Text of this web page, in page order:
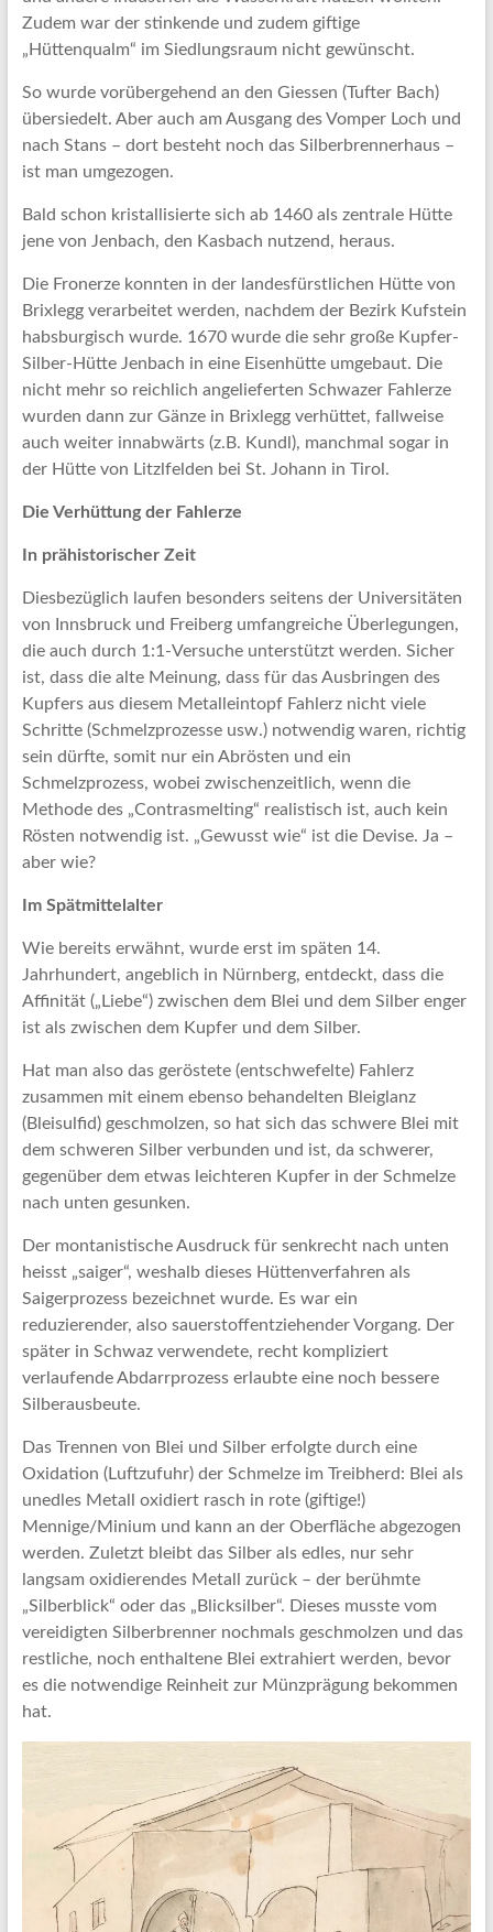
Zudem war der stinkende und zudem giftige
„Hüttenqualm“ im Siedlungsraum nicht gewünscht.
So wurde vorübergehend an den Giessen (Tufter Bach)
übersiedelt. Aber auch am Ausgang des Vomper Loch und
nach Stans – dort besteht noch das Silberbrennerhaus –
ist man umgezogen.
Bald schon kristallisierte sich ab 1460 als zentrale Hütte
jene von Jenbach, den Kasbach nutzend, heraus.
Die Fronerze konnten in der landesfürstlichen Hütte von
Brixlegg verarbeitet werden, nachdem der Bezirk Kufstein
habsburgisch wurde. 1670 wurde die sehr große Kupfer-
Silber-Hütte Jenbach in eine Eisenhütte umgebaut. Die
nicht mehr so reichlich angelieferten Schwazer Fahlerze
wurden dann zur Gänze in Brixlegg verhüttet, fallweise
auch weiter innabwärts (z.B. Kundl), manchmal sogar in
der Hütte von Litzlfelden bei St. Johann in Tirol.
Die Verhüttung der Fahlerze
In prähistorischer Zeit
Diesbezüglich laufen besonders seitens der Universitäten
von Innsbruck und Freiberg umfangreiche Überlegungen,
die auch durch 1:1-Versuche unterstützt werden. Sicher
ist, dass die alte Meinung, dass für das Ausbringen des
Kupfers aus diesem Metalleintopf Fahlerz nicht viele
Schritte (Schmelzprozesse usw.) notwendig waren, richtig
sein dürfte, somit nur ein Abrösten und ein
Schmelzprozess, wobei zwischenzeitlich, wenn die
Methode des „Contrasmelting“ realistisch ist, auch kein
Rösten notwendig ist. „Gewusst wie“ ist die Devise. Ja –
aber wie?
Im Spätmittelalter
Wie bereits erwähnt, wurde erst im späten 14.
Jahrhundert, angeblich in Nürnberg, entdeckt, dass die
Affinität („Liebe“) zwischen dem Blei und dem Silber enger
ist als zwischen dem Kupfer und dem Silber.
Hat man also das geröstete (entschwefelte) Fahlerz
zusammen mit einem ebenso behandelten Bleiglanz
(Bleisulfid) geschmolzen, so hat sich das schwere Blei mit
dem schweren Silber verbunden und ist, da schwerer,
gegenüber dem etwas leichteren Kupfer in der Schmelze
nach unten gesunken.
Der montanistische Ausdruck für senkrecht nach unten
heisst „saiger“, weshalb dieses Hüttenverfahren als
Saigerprozess bezeichnet wurde. Es war ein
reduzierender, also sauerstoffentziehender Vorgang. Der
später in Schwaz verwendete, recht kompliziert
verlaufende Abdarrprozess erlaubte eine noch bessere
Silberausbeute.
Das Trennen von Blei und Silber erfolgte durch eine
Oxidation (Luftzufuhr) der Schmelze im Treibherd: Blei als
unedles Metall oxidiert rasch in rote (giftige!)
Mennige/Minium und kann an der Oberfläche abgezogen
werden. Zuletzt bleibt das Silber als edles, nur sehr
langsam oxidierendes Metall zurück – der berühmte
„Silberblick“ oder das „Blicksilber“. Dieses musste vom
vereidigten Silberbrenner nochmals geschmolzen und das
restliche, noch enthaltene Blei extrahiert werden, bevor
es die notwendige Reinheit zur Münzprägung bekommen
hat.